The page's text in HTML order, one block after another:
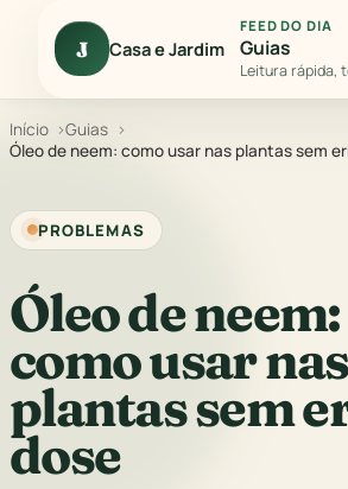
J Casa e Jardim
FEED DO DIA
Guias
Leitura rápida,
Início
Guias
Óleo de neem: como usar nas plantas sem
PROBLEMAS
Óleo de neem:
como usar nas
plantas sem
dose